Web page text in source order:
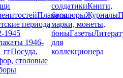
Плакаты
периода
1945
1946-
ггПосуда,
столовые
солдатикиКниги,
брошюрыЖурналы
марки, монеты,
боныГазеты
для
коллекционера